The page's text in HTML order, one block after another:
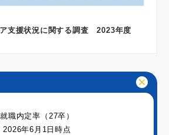
支援状況に関する調査 2023年度
就職内定率（27卒）
2026年6月1日時点